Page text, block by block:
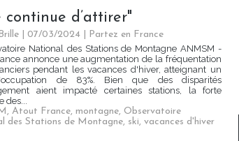
d’attirer"
| 07/03/2024
Partez en France
National des Stations de Montagne ANMSM -
annonce une augmentation de la fréquentation
pendant les vacances d'hiver, atteignant un
de 83%. Bien que des disparités
aient impacté certaines stations, la forte
des...
, Atout France, montagne, Observatoire
des Stations de Montagne, ski, vacances d'hiver